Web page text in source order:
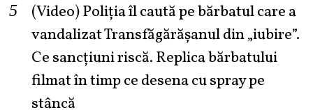
(Video) Poliția îl caută pe bărbatul care a
vandalizat Transfăgărășanul din „iubire”.
Ce sancțiuni riscă. Replica bărbatului
filmat în timp ce desena cu spray pe
stâncă